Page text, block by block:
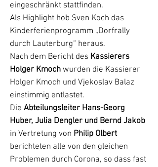
eingeschränkt stattfinden.
Als Highlight hob Sven Koch das
Kinderferienprogramm „Dorfrally
durch Lauterburg“ heraus.
Nach dem Bericht des Kassierers
Holger Kmoch wurden die Kassierer
Holger Kmoch und Vjekoslav Balaz
einstimmig entlastet.
Die Abteilungsleiter Hans-Georg
Huber, Julia Dengler und Bernd Jakob
in Vertretung von Philip Olbert
berichteten alle von den gleichen
Problemen durch Corona, so dass fast